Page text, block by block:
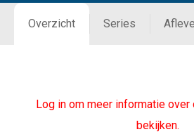
Overzicht Series
Log in om meer informatie
bekijken.